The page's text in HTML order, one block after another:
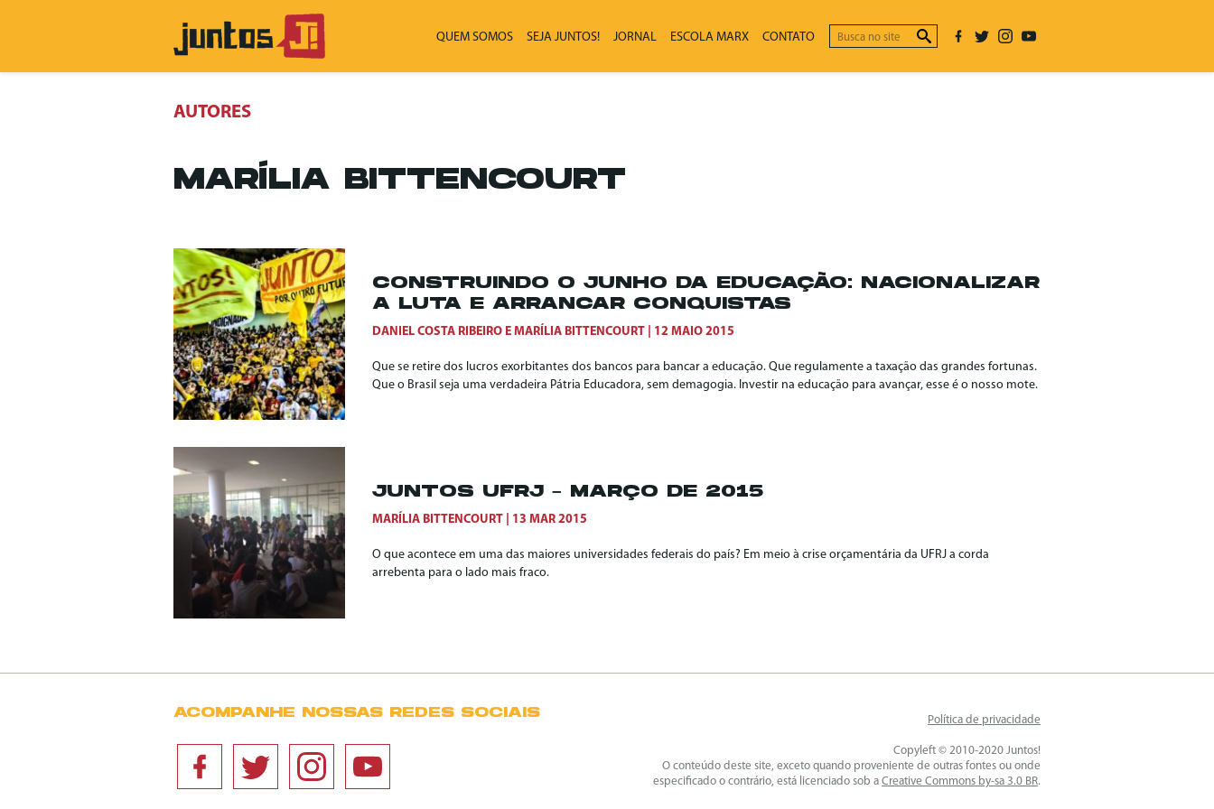
QUEM SOMOS SEJA JUNTOS! JORNAL ESCOLA MARX CONTATO
AUTORES
MARÍLIA BITTENCOURT
CONSTRUINDO O JUNHO DA EDUCAÇÃO: NACIONALIZAR
A LUTA E ARRANCAR CONQUISTAS
DANIEL COSTA RIBEIRO E MARÍLIA BITTENCOURT 12 MAIO 2015
Que se retire dos lucros exorbitantes dos bancos para bancar a educação. Que regulamente a taxação das grandes fortunas.
Que o Brasil seja uma verdadeira Pátria Educadora, sem demagogia. Investir na educação para avançar, esse é o nosso mote.
JUNTOS UFRJ – MARÇO DE 2015
MARÍLIA BITTENCOURT 13 MAR 2015
O que acontece em uma das maiores universidades federais do país? Em meio à crise orçamentária da UFRJ a corda
arrebenta para o lado mais fraco.
ACOMPANHE NOSSAS REDES SOCIAIS Política de privacidade
Copyleft © 2010-2020 Juntos!
O conteúdo deste site, exceto quando proveniente de outras fontes ou onde
especificado o contrário, está licenciado sob a Creative Commons by-sa 3.0 BR.